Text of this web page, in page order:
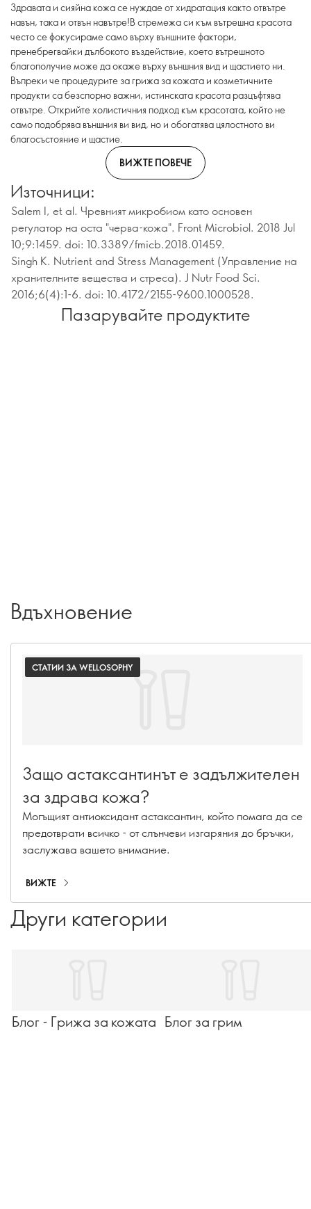
Здравата и сияйна кожа се нуждае от хидратация както отвътре
навън, така и отвън навътре!В стремежа си към вътрешна красота
често се фокусираме само върху външните фактори,
пренебрегвайки дълбокото въздействие, което вътрешното
благополучие може да окаже върху външния вид и щастието ни.
Въпреки че процедурите за грижа за кожата и козметичните
продукти са безспорно важни, истинската красота разцъфтява
отвътре. Открийте холистичния подход към красотата, който не
само подобрява външния ви вид, но и обогатява цялостното ви
благосъстояние и щастие.
ВИЖТЕ ПОВЕЧЕ
Източници:
Salem I, et al. Чревният микробиом като основен
регулатор на оста "черва-кожа". Front Microbiol. 2018 Jul
10;9:1459. doi: 10.3389/fmicb.2018.01459.
Singh K. Nutrient and Stress Management (Управление на
хранителните вещества и стреса). J Nutr Food Sci.
2016;6(4):1-6. doi: 10.4172/2155-9600.1000528.
Пазарувайте продуктите
Вдъхновение
СТАТИИ ЗА WELLOSOPHY
Защо астаксантинът е задължителен
за здрава кожа?
Могъщият антиоксидант астаксантин, който помага да се
предотврати всичко - от слънчеви изгаряния до бръчки,
заслужава вашето внимание.
ВИЖТЕ
Други категории
Блог - Грижа за кожата Блог за грим